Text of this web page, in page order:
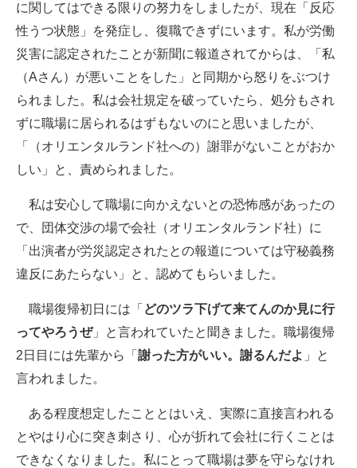
に関してはできる限りの努力をしましたが、現在「反応
性うつ状態」を発症し、復職できずにいます。私が労働
災害に認定されたことが新聞に報道されてからは、「私
（Aさん）が悪いことをした」と同期から怒りをぶつけ
られました。私は会社規定を破っていたら、処分もされ
ずに職場に居られるはずもないのにと思いましたが、
「（オリエンタルランド社への）謝罪がないことがおか
しい」と、責められました。
私は安心して職場に向かえないとの恐怖感があったの
で、団体交渉の場で会社（オリエンタルランド社）に
「出演者が労災認定されたとの報道については守秘義務
違反にあたらない」と、認めてもらいました。
職場復帰初日には「 どのツラ下げて来てんのか見に行
ってやろうぜ」と言われていたと聞きました。職場復帰
2日目には先輩から「 謝った方がいい。謝るんだよ 」と
言われました。
ある程度想定したこととはいえ、実際に直接言われる
とやはり心に突き刺さり、心が折れて会社に行くことは
できなくなりました。私にとって職場は夢を守らなけれ